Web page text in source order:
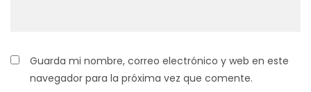
Guarda mi nombre, correo electrónico y web en este
navegador para la próxima vez que comente.